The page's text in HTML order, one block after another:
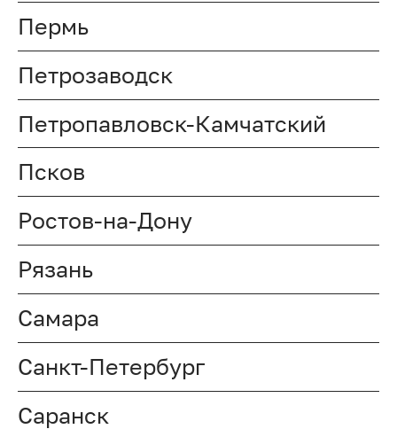
Пермь
Петрозаводск
Петропавловск-Камчатский
Псков
Ростов-на-Дону
Рязань
Самара
Санкт-Петербург
Саранск